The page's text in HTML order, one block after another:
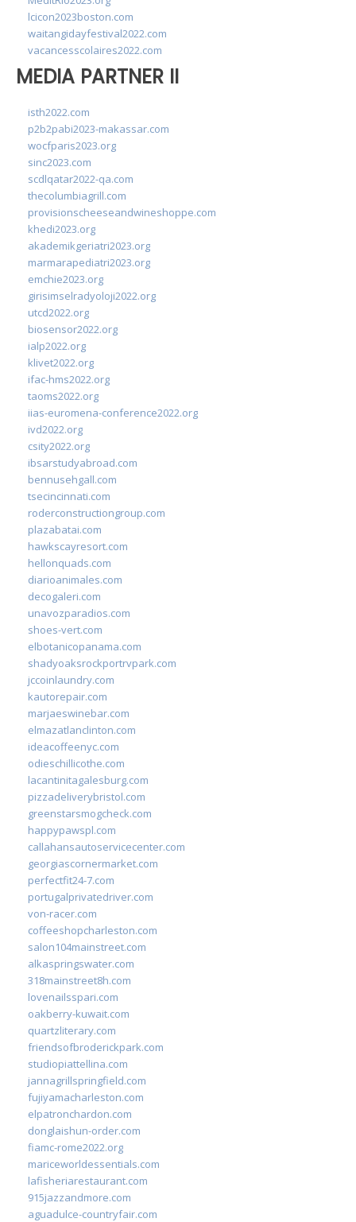
lcicon2023boston.com
waitangidayfestival2022.com
vacancesscolaires2022.com
MEDIA PARTNER II
isth2022.com
p2b2pabi2023-makassar.com
wocfparis2023.org
sinc2023.com
scdlqatar2022-qa.com
thecolumbiagrill.com
provisionscheeseandwineshoppe.com
khedi2023.org
akademikgeriatri2023.org
marmarapediatri2023.org
emchie2023.org
girisimselradyoloji2022.org
utcd2022.org
biosensor2022.org
ialp2022.org
klivet2022.org
ifac-hms2022.org
taoms2022.org
iias-euromena-conference2022.org
ivd2022.org
csity2022.org
ibsarstudyabroad.com
bennusehgall.com
tsecincinnati.com
roderconstructiongroup.com
plazabatai.com
hawkscayresort.com
hellonquads.com
diarioanimales.com
decogaleri.com
unavozparadios.com
shoes-vert.com
elbotanicopanama.com
shadyoaksrockportrvpark.com
jccoinlaundry.com
kautorepair.com
marjaeswinebar.com
elmazatlanclinton.com
ideacoffeenyc.com
odieschillicothe.com
lacantinitagalesburg.com
pizzadeliverybristol.com
greenstarsmogcheck.com
happypawspl.com
callahansautoservicecenter.com
georgiascornermarket.com
perfectfit24-7.com
portugalprivatedriver.com
von-racer.com
coffeeshopcharleston.com
salon104mainstreet.com
alkaspringswater.com
318mainstreet8h.com
lovenailsspari.com
oakberry-kuwait.com
quartzliterary.com
friendsofbroderickpark.com
studiopiattellina.com
jannagrillspringfield.com
fujiyamacharleston.com
elpatronchardon.com
donglaishun-order.com
fiamc-rome2022.org
mariceworldessentials.com
lafisheriarestaurant.com
915jazzandmore.com
aguadulce-countryfair.com